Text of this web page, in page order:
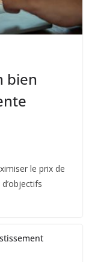
bien
le prix de